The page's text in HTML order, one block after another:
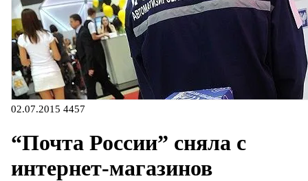
02.07.2015 4457
“Почта России” сняла с
интернет-магазинов